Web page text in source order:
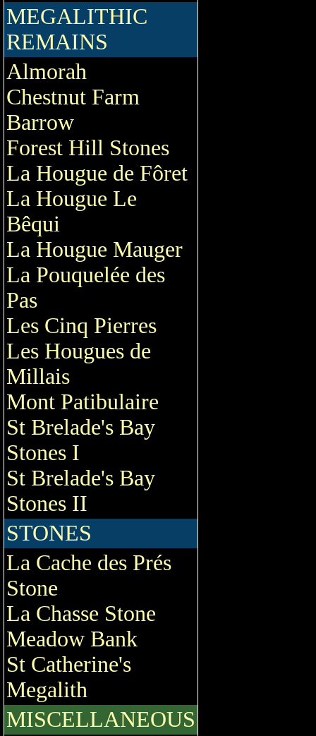
MEGALITHIC
REMAINS
Almorah
Chestnut Farm
Barrow
Forest Hill Stones
La Hougue de Fôret
La Hougue Le
Bêqui
La Hougue Mauger
La Pouquelée des
Pas
Les Cinq Pierres
Les Hougues de
Millais
Mont Patibulaire
St Brelade's Bay
Stones I
St Brelade's Bay
Stones II
STONES
La Cache des Prés
Stone
La Chasse Stone
Meadow Bank
St Catherine's
Megalith
MISCELLANEOUS